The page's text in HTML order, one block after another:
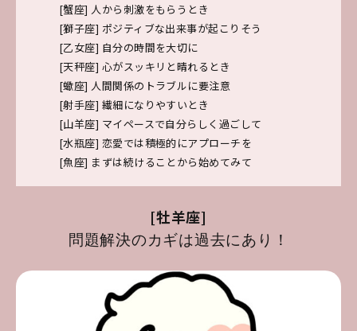
[蟹座] 人から刺激をもらうとき
[獅子座] ポジティブな出来事が起こりそう
[乙女座] 自分の時間を大切に
[天秤座] 心がスッキリと晴れるとき
[蠍座] 人間関係のトラブルに要注意
[射手座] 繊細になりやすいとき
[山羊座] マイペースで自分らしく過ごして
[水瓶座] 恋愛では積極的にアプローチを
[魚座] まずは続けることから始めてみて
[牡羊座]
問題解決のカギは過去にあり！